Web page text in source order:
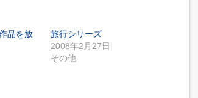
品を放
旅行シリーズ
2008年2月27日
その他